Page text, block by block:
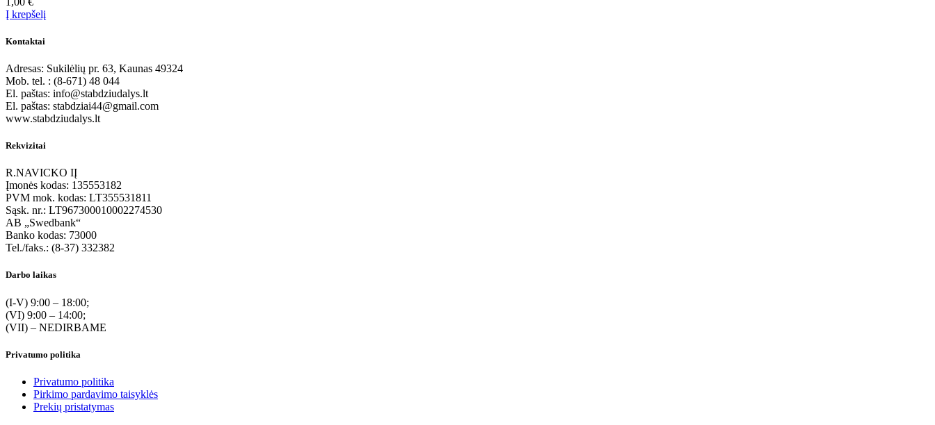
Į krepšelį
Kontaktai
Adresas: Sukilėlių pr. 63, Kaunas 49324
Mob. tel. : (8-671) 48 044
El. paštas: info@stabdziudalys.lt
El. paštas: stabdziai44@gmail.com
www.stabdziudalys.lt
Rekvizitai
R.NAVICKO IĮ
Įmonės kodas: 135553182
PVM mok. kodas: LT355531811
Sąsk. nr.: LT967300010002274530
AB „Swedbank“
Banko kodas: 73000
Tel./faks.: (8-37) 332382
Darbo laikas
(I-V) 9:00 – 18:00;
(VI) 9:00 – 14:00;
(VII) – NEDIRBAME
Privatumo politika
Privatumo politika
Pirkimo pardavimo taisyklės
Prekių pristatymas